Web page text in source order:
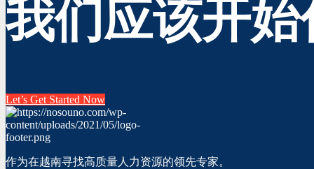
我们应该开
Let’s Get Started Now
作为在越南寻找高质量人力资源的领先专家。